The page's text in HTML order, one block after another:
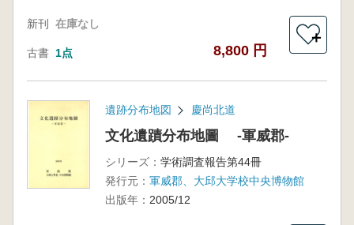
新刊 在庫なし
古書 1点 8,800 円
＋
遺跡分布地図 慶尚北道
文化遺蹟分布地圖 -軍威郡-
シリーズ： 学術調査報告第44冊
発行元： 軍威郡、大邱大学校中央博物館
出版年： 2005/12